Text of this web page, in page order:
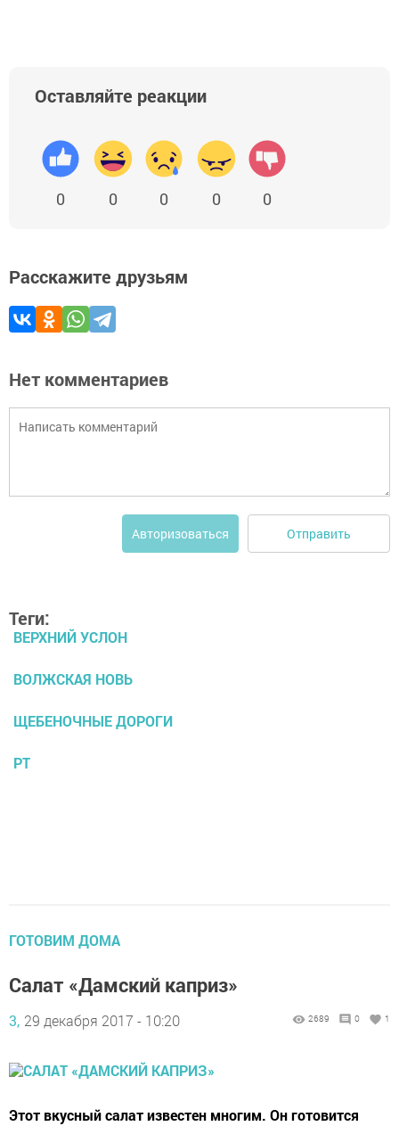
Оставляйте реакции
0 0 0 0 0
Расскажите друзьям
Нет комментариев
Авторизоваться Отправить
Теги:
ВЕРХНИЙ УСЛОН
ВОЛЖСКАЯ НОВЬ
ЩЕБЕНОЧНЫЕ ДОРОГИ
РТ
ГОТОВИМ ДОМА
Салат «Дамский каприз»
3, 29 декабря 2017 - 10:20 2689 0 1
Этот вкусный салат известен многим. Он готовится